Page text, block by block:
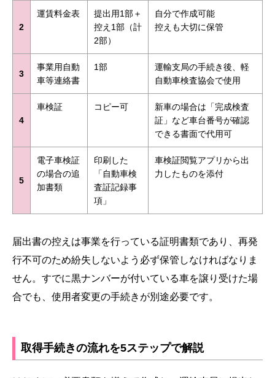
2
運賃料金表
提出用1部＋
控え1部（計
2部）
自分で作成可能
控えも大切に保管
3
事業用自動
車等連絡書
1部
運輸支局の手続き後、軽
自動車検査協会で使用
4
車検証 コピー可
新車の場合は「完成検査
証」など車台番号が確認
できる書面で代用可
5
電子車検証
の場合の追
加書類
印刷した
「自動車検
査証記録事
項」
車検証閲覧アプリから出
力したものを添付
届出書の控えは事業を行っている証明書類であり、再発
行不可のため紛失しないよう必ず保管しなければなりま
せん。すでに黒ナンバーが付いている車を譲り受けた場
合でも、使用者変更の手続きが別途必要です。
取得手続きの流れを5ステップで解説